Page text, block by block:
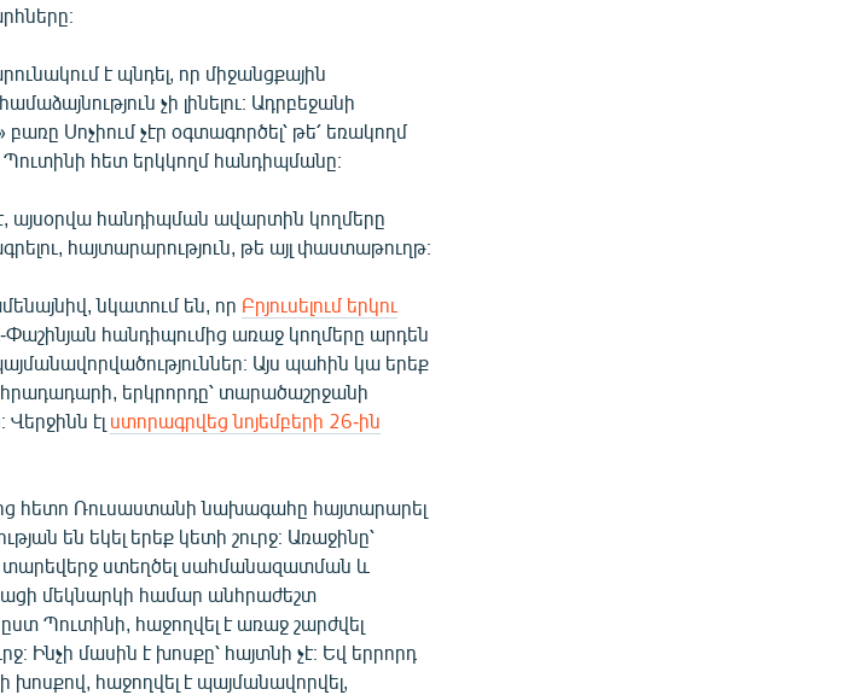
է պնդել, որ միջանցքային
չի լինելու։ Ադրբեջանի
Սոչիում չէր օգտագործել՝ թե՛ եռակողմ
Պուտինի հետ երկկողմ հանդիպմանը։
այսօրվա հանդիպման ավարտին կողմերը
հայտարարություն, թե այլ փաստաթուղթ։
նկատում են, որ Բրյուսելում երկու
Փաշինյան հանդիպումից առաջ կողմերը արդեն
Այս պահին կա երեք
երկրորդը՝ տարածաշրջանի
էլ ստորագրվեց նոյեմբերի 26-ին
հետո Ռուսաստանի նախագահը հայտարարել
են եկել երեք կետի շուրջ։ Առաջինը՝
տարեվերջ ստեղծել սահմանազատման և
մեկնարկի համար անհրաժեշտ
Պուտինի, հաջողվել է առաջ շարժվել
Ինչի մասին է խոսքը՝ հայտնի չէ։ Եվ երրորդ
խոսքով, հաջողվել է պայմանավորվել,